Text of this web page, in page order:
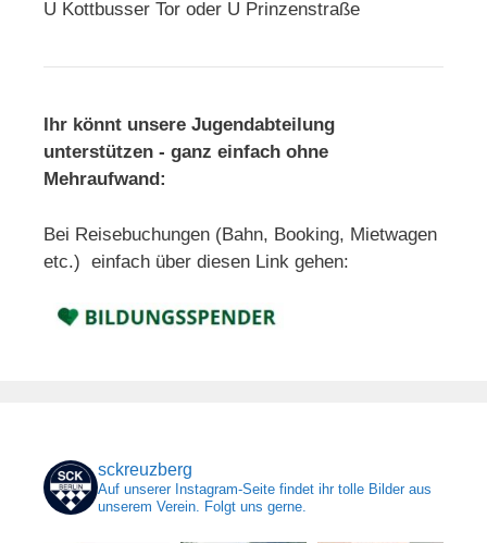
U Kottbusser Tor oder U Prinzenstraße
Ihr könnt unsere Jugendabteilung
unterstützen - ganz einfach ohne
Mehraufwand:
Bei Reisebuchungen (Bahn, Booking, Mietwagen
etc.) einfach über diesen Link gehen:
sckreuzberg
Auf unserer Instagram-Seite findet ihr tolle Bilder aus
unserem Verein. Folgt uns gerne.